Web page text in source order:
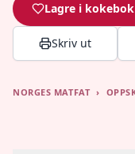
Lagre i kokebok
Skriv ut
NORGES MATFAT ›